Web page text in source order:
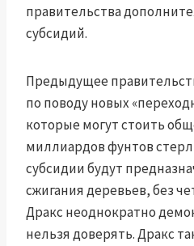
правительства
субсидий.
Предыдущее
по поводу новых
которые могут стоить
миллиардов фунтов
субсидии будут
сжигания деревьев, без
Дракс неоднократно
нельзя доверять. Дракс